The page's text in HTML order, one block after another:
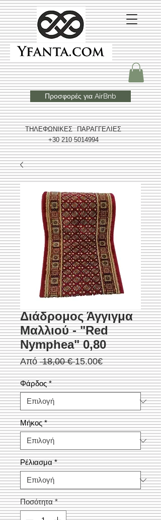
ΤΗΛΕΦΩΝΙΚΕΣ ΠΑΡΑΓΓΕΛΙΕΣ
+30 210 5014994
Προσφορές για AirBnb
Διάδρομος Άγγιγμα
Μαλλιού - "Red
Nymphea" 0,80
Από 18,00 € Κανονική
τιμή
15.00€Τιμή
Έκπτωσης
Φάρδος *
Μήκος *
Ρέλιασμα *
Ποσότητα *